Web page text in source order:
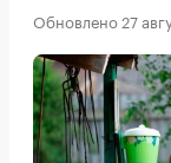
Обновлено 27